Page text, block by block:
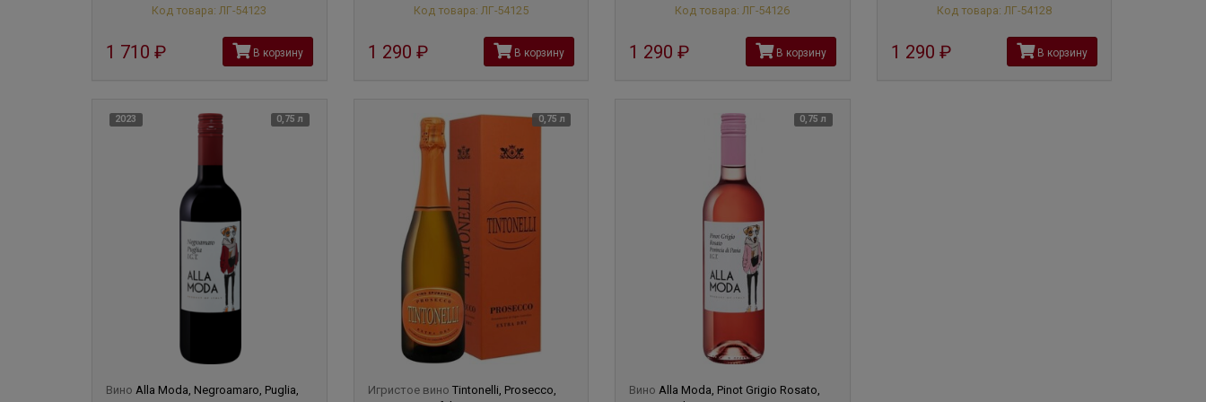
Код товара: ЛГ-54123
1 710 В корзину
Код товара: ЛГ-54125
1 290 В корзину
Код товара: ЛГ-54126
1 290 В корзину
Код товара: ЛГ-54128
1 290 В корзину
2023 0,75 л
Вино Alla Moda, Negroamaro, Puglia,
0,75 л
Игристое вино Tintonelli, Prosecco,
0,75 л
Вино Alla Moda, Pinot Grigio Rosato,